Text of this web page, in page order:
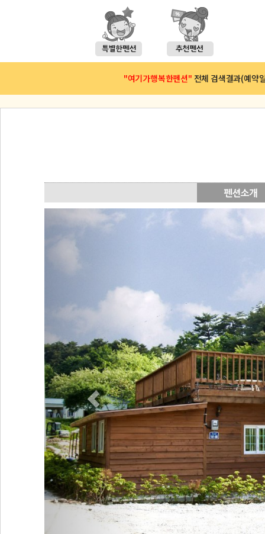
"여기가행복한펜션" 전체 검색결과(예약